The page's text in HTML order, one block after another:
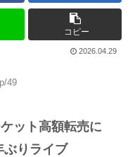
コピー
2026.04.29
49
ット高額転売に
ぶりライブ